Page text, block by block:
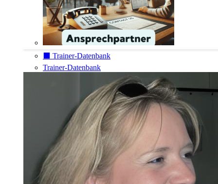
⬛️ Trainer-Datenbank
Trainer-Datenbank